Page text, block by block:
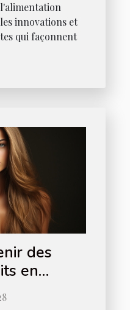
innovations et
qui façonnent
des
en
au